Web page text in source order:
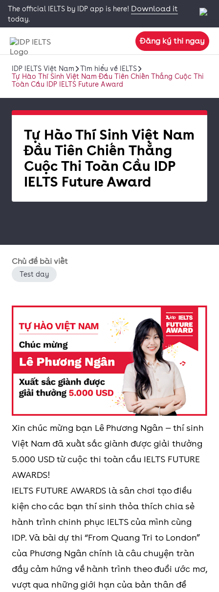
The official IELTS by IDP app is here! Download it
today.
Đăng ký thi ngay
IDP IELTS Việt Nam
Tìm hiểu về IELTS
Tự Hào Thí Sinh Việt Nam Đầu Tiên Chiến Thắng Cuộc Thi
Toàn Cầu IDP IELTS Future Award
Tự Hào Thí Sinh Việt Nam
Đầu Tiên Chiến Thắng
Cuộc Thi Toàn Cầu IDP
IELTS Future Award
Chủ đề bài viết
Test day
Xin chúc mừng bạn Lê Phương Ngân — thí sinh
Việt Nam đã xuất sắc giành được giải thưởng
5.000 USD từ cuộc thi toàn cầu IELTS FUTURE
AWARDS!
IELTS FUTURE AWARDS là sân chơi tạo điều
kiện cho các bạn thí sinh thỏa thích chia sẻ
hành trình chinh phục IELTS của mình cùng
IDP. Và bài dự thi “From Quang Tri to London”
của Phương Ngân chính là câu chuyện tràn
đầy cảm hứng về hành trình theo đuổi ước mơ,
vượt qua những giới hạn của bản thân để